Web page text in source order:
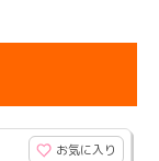
お気に入り